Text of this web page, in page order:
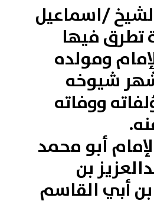
/اسماعيل
تطرق فيها
ومولده
شيوخه
ووفاته
أبو محمد
بن
أبي القاسم